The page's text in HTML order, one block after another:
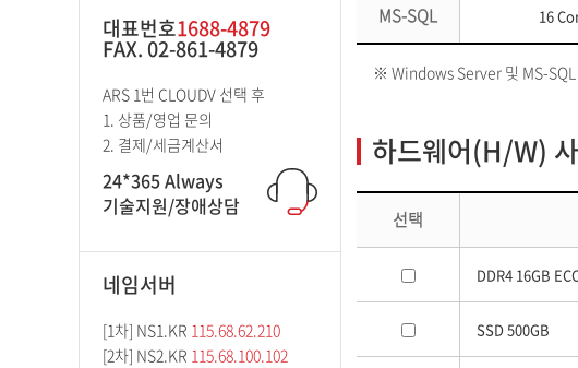
대표번호1688-4879
FAX. 02-861-4879
ARS 1번 CLOUDV 선택 후
1. 상품/영업 문의
2. 결제/세금계산서
24*365 Always
기술지원/장애상담
네임서버
[1차] NS1.KR 115.68.62.210
[2차] NS2.KR 115.68.100.102
MS-SQL 16
※ Windows Server 및 MS-SQL
하드웨어(H/W)
선택
DDR4 16GB
SSD 500GB